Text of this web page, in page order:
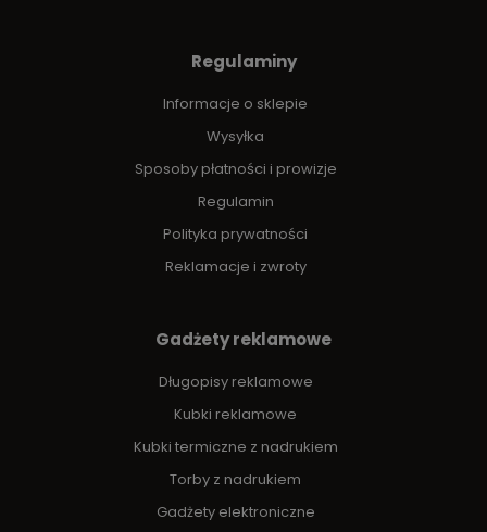
Regulaminy
Informacje o sklepie
Wysyłka
Sposoby płatności i prowizje
Regulamin
Polityka prywatności
Reklamacje i zwroty
Gadżety reklamowe
Długopisy reklamowe
Kubki reklamowe
Kubki termiczne z nadrukiem
Torby z nadrukiem
Gadżety elektroniczne